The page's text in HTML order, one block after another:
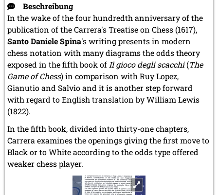
Beschreibung
In the wake of the four hundredth anniversary of the
publication of the Carrera's Treatise on Chess (1617),
Santo Daniele Spina's writing presents in modern
chess notation with many diagrams the odds theory
exposed in the fifth book of Il gioco degli scacchi(The
Game of Chess) in comparison with Ruy Lopez,
Gianutio and Salvio and it is another step forward
with regard to English translation by William Lewis
(1822).
In the fifth book, divided into thirty-one chapters,
Carrera examines the openings giving the first move to
Black or to White according to the odds type offered
weaker chess player.